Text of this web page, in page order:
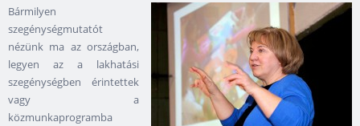
Bármilyen
szegénységmutatót
nézünk ma az országban,
legyen az a lakhatási
szegénységben érintettek
vagy a
közmunkaprogramba